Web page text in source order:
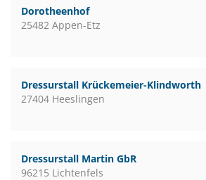
Dorotheenhof
25482 Appen-Etz
Dressurstall Krückemeier-Klindworth
27404 Heeslingen
Dressurstall Martin GbR
96215 Lichtenfels